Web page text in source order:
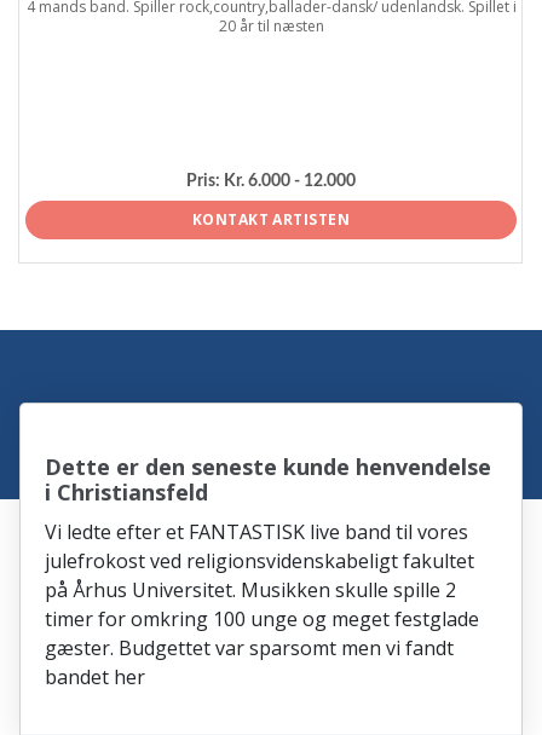
4 mands band. Spiller rock,country,ballader-dansk/ udenlandsk. Spillet i
20 år til næsten
Pris: Kr. 6.000 - 12.000
KONTAKT ARTISTEN
Dette er den seneste kunde henvendelse
i Christiansfeld
Vi ledte efter et FANTASTISK live band til vores
julefrokost ved religionsvidenskabeligt fakultet
på Århus Universitet. Musikken skulle spille 2
timer for omkring 100 unge og meget festglade
gæster. Budgettet var sparsomt men vi fandt
bandet her